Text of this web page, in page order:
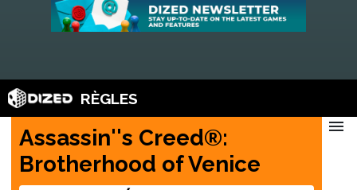
RÈGLES
Assassin''s Creed®:
Brotherhood of Venice
menu